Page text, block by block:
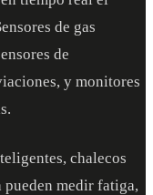
de gas
de
y monitores
chalecos
pueden medir fatiga,